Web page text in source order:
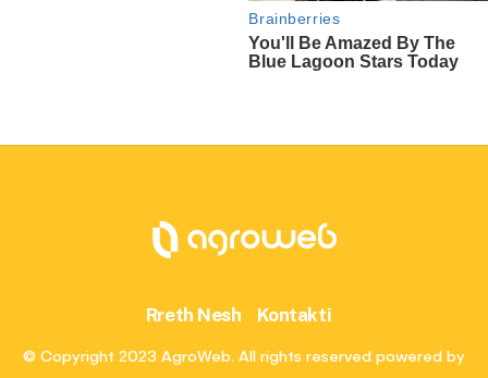
Rreth Nesh Kontakti
© Copyright 2023 AgroWeb. All rights reserved powered by